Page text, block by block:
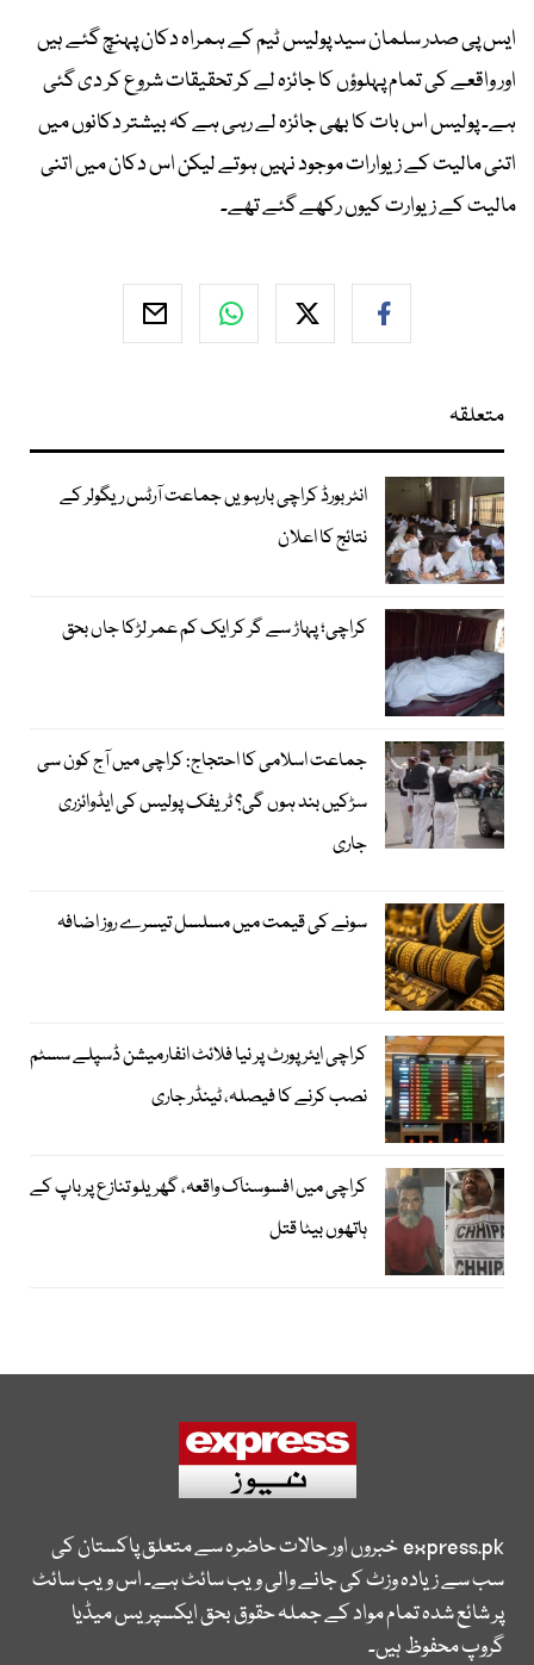
ایس پی صدر سلمان سید پولیس ٹیم کے ہمراہ دکان پہنچ گئے ہیں
اور واقعے کی تمام پہلوؤں کا جائزہ لے کر تحقیقات شروع کر دی گئی
ہے۔ پولیس اس بات کا بھی جائزہ لے رہی ہے کہ بیشتر دکانوں میں
اتنی مالیت کے زیوارات موجود نہیں ہوتے لیکن اس دکان میں اتنی
مالیت کے زیوارت کیوں رکھے گئے تھے۔
متعلقہ
انٹر بورڈ کراچی بارہویں جماعت آرٹس ریگولر کے
نتائج کا اعلان
کراچی؛ پہاڑ سے گر کر ایک کم عمر لڑکا جاں بحق
جماعت اسلامی کا احتجاج: کراچی میں آج کون سی
سڑکیں بند ہوں گی؟ ٹریفک پولیس کی ایڈوائزری
جاری
سونے کی قیمت میں مسلسل تیسرے روز اضافہ
کراچی ایئرپورٹ پر نیا فلائٹ انفارمیشن ڈسپلے سسٹم
نصب کرنے کا فیصلہ، ٹینڈر جاری
کراچی میں افسوسناک واقعہ، گھریلو تنازع پر باپ کے
ہاتھوں بیٹا قتل
express.pkخبروں اور حالات حاضرہ سے متعلق پاکستان کی
سب سے زیادہ وزٹ کی جانے والی ویب سائٹ ہے۔ اس ویب سائٹ
پر شائع شدہ تمام مواد کے جملہ حقوق بحق ایکسپریس میڈیا
گروپ محفوظ ہیں۔